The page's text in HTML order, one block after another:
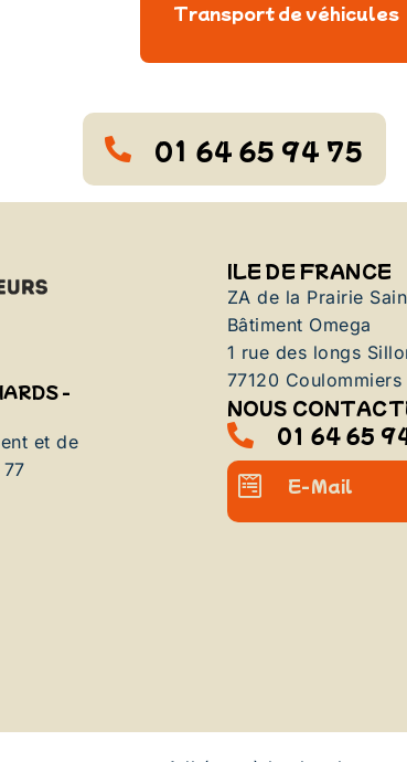
Transport de véhicules
01 64 65 94 75
-
et de
ILE DE FRANCE
ZA de la Prairie
Bâtiment Omega
1 rue des longs
77120 Coulommiers
NOUS
01 64 65
E-Mail